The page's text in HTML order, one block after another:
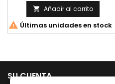
 Añadir al carrito
 Últimas unidades en stock
SU CUENTA